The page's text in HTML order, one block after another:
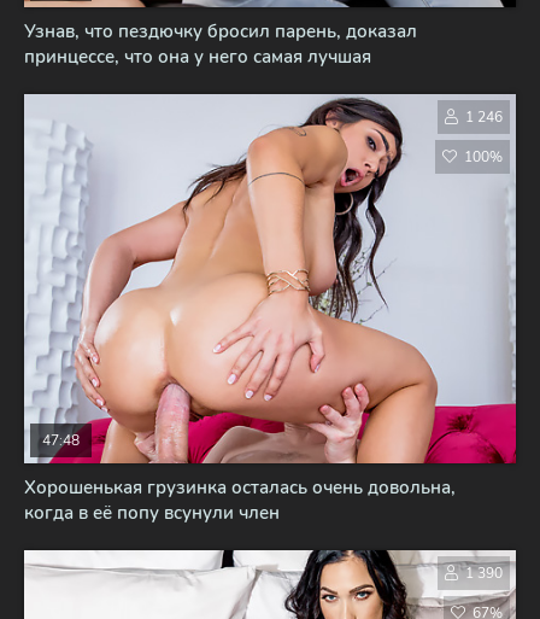
Узнав, что пездючку бросил парень, доказал
принцессе, что она у него самая лучшая
Хорошенькая грузинка осталась очень довольна,
когда в её попу всунули член
47:48
1 246
100%
1 390
67%